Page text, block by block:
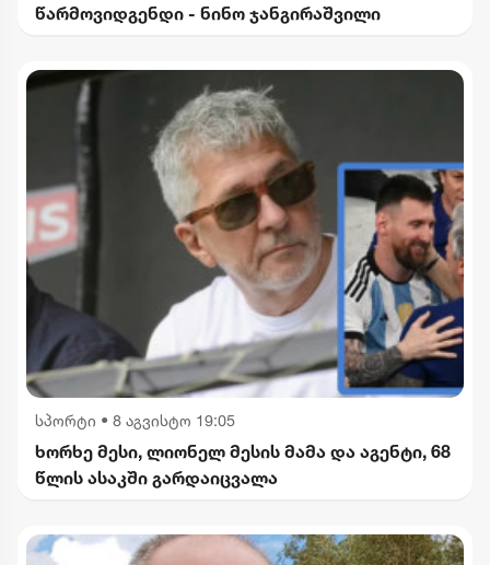
წარმოვიდგენდი - ნინო ჯანგირაშვილი
სპორტი • 8 აგვისტო 19:05
ხორხე მესი, ლიონელ მესის მამა და აგენტი, 68
წლის ასაკში გარდაიცვალა